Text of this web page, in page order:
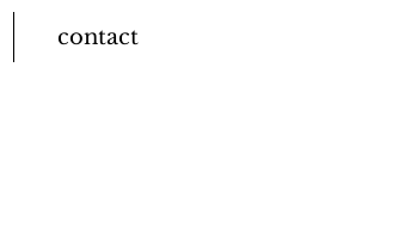
contact